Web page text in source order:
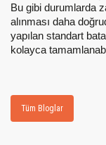
Bu gibi durumlarda
alınması daha
yapılan standart
kolayca
Tüm Bloglar